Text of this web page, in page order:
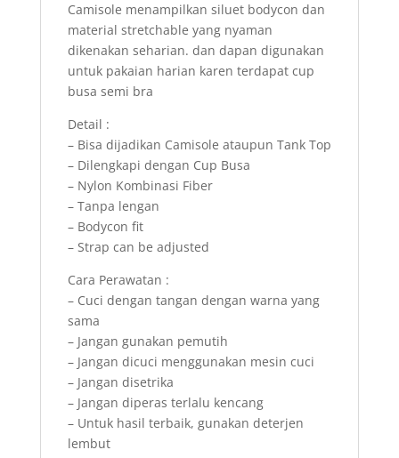
Camisole menampilkan siluet bodycon dan
material stretchable yang nyaman
dikenakan seharian. dan dapan digunakan
untuk pakaian harian karen terdapat cup
busa semi bra
Detail :
– Bisa dijadikan Camisole ataupun Tank Top
– Dilengkapi dengan Cup Busa
– Nylon Kombinasi Fiber
– Tanpa lengan
– Bodycon fit
– Strap can be adjusted
Cara Perawatan :
– Cuci dengan tangan dengan warna yang
sama
– Jangan gunakan pemutih
– Jangan dicuci menggunakan mesin cuci
– Jangan disetrika
– Jangan diperas terlalu kencang
– Untuk hasil terbaik, gunakan deterjen
lembut